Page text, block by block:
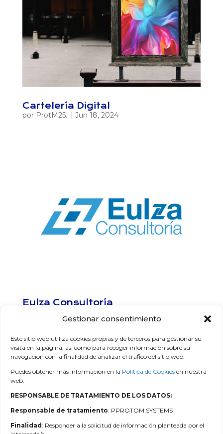
Gestionar consentimiento
Este sitio web utiliza cookies propias y de terceros para gestionar su
visita en la página, así como para recoger información sobre su
navegación con la finalidad de analizar el tráfico del sitio web.
Puedes obtener más información en la Política de Cookies en nuestra
web.
RESPONSABLE DE TRATAMIENTO DE LOS DATOS:
Responsable de tratamiento: PPROTOM SYSTEMS
Finalidad : Responder a la solicitud de información planteada por el
Cartelería Digital
por ProtM25.. | Jun 18, 2024
Eulza Consultoría
« Entradas Anteriores
Recent Posts